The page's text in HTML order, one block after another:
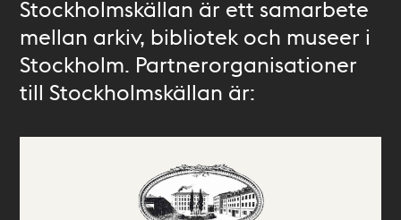
Stockholmskällan är ett samarbete
mellan arkiv, bibliotek och museer i
Stockholm. Partnerorganisationer
till Stockholmskällan är: